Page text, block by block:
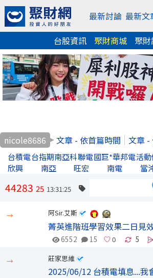
最新討論 最新文
台股資訊
聚財商城 聚
nicole8686 文章 - 依首篇時間 文章 -
台積電台指期南亞科聯電國巨*華邦電活
欣興
南亞 旺宏 南電 當
44283 25 13:31:25
→ 阿Sir.艾斯
菁英進階班學習效果二日見
6552 15 5
→ 莊家思維
2025/06/12 台積電填息...我